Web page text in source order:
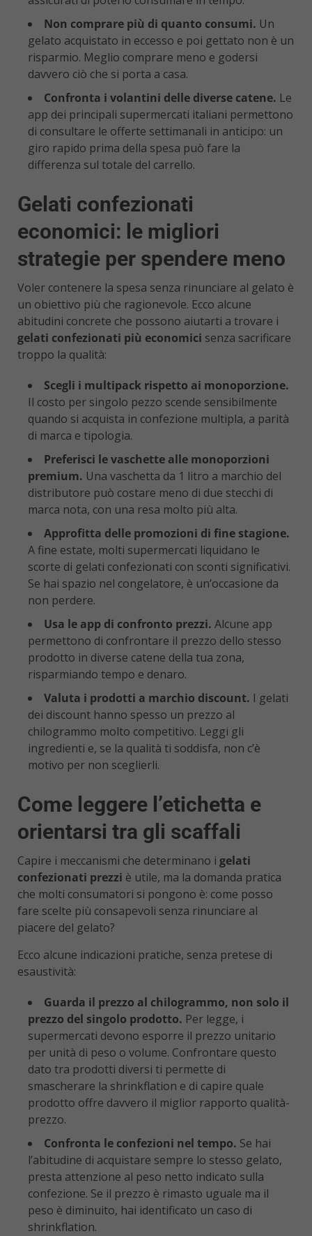
Non comprare più di quanto consumi. Un
gelato acquistato in eccesso e poi gettato non è un
risparmio. Meglio comprare meno e godersi
davvero ciò che si porta a casa.
Confronta i volantini delle diverse catene. Le
app dei principali supermercati italiani permettono
di consultare le offerte settimanali in anticipo: un
giro rapido prima della spesa può fare la
differenza sul totale del carrello.
Gelati confezionati
economici: le migliori
strategie per spendere meno
Voler contenere la spesa senza rinunciare al gelato è
un obiettivo più che ragionevole. Ecco alcune
abitudini concrete che possono aiutarti a trovare i
gelati confezionati più economici senza sacrificare
troppo la qualità:
Scegli i multipack rispetto ai monoporzione.
Il costo per singolo pezzo scende sensibilmente
quando si acquista in confezione multipla, a parità
di marca e tipologia.
Preferisci le vaschette alle monoporzioni
premium. Una vaschetta da 1 litro a marchio del
distributore può costare meno di due stecchi di
marca nota, con una resa molto più alta.
Approfitta delle promozioni di fine stagione.
A fine estate, molti supermercati liquidano le
scorte di gelati confezionati con sconti significativi.
Se hai spazio nel congelatore, è un’occasione da
non perdere.
Usa le app di confronto prezzi. Alcune app
permettono di confrontare il prezzo dello stesso
prodotto in diverse catene della tua zona,
risparmiando tempo e denaro.
Valuta i prodotti a marchio discount. I gelati
dei discount hanno spesso un prezzo al
chilogrammo molto competitivo. Leggi gli
ingredienti e, se la qualità ti soddisfa, non c’è
motivo per non sceglierli.
Come leggere l’etichetta e
orientarsi tra gli scaffali
Capire i meccanismi che determinano i gelati
confezionati prezzi è utile, ma la domanda pratica
che molti consumatori si pongono è: come posso
fare scelte più consapevoli senza rinunciare al
piacere del gelato?
Ecco alcune indicazioni pratiche, senza pretese di
esaustività:
Guarda il prezzo al chilogrammo, non solo il
prezzo del singolo prodotto. Per legge, i
supermercati devono esporre il prezzo unitario
per unità di peso o volume. Confrontare questo
dato tra prodotti diversi ti permette di
smascherare la shrinkflation e di capire quale
prodotto offre davvero il miglior rapporto qualità-
prezzo.
Confronta le confezioni nel tempo. Se hai
l’abitudine di acquistare sempre lo stesso gelato,
presta attenzione al peso netto indicato sulla
confezione. Se il prezzo è rimasto uguale ma il
peso è diminuito, hai identificato un caso di
shrinkflation.